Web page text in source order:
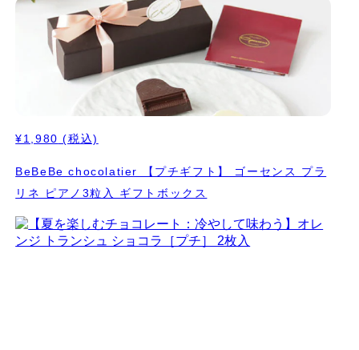
¥1,980 (税込)
BeBeBe chocolatier 【プチギフト】 ゴーセンス プラ
リネ ピアノ3粒入 ギフトボックス